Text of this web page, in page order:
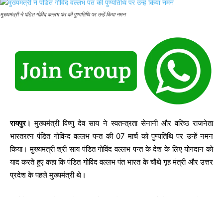
मुख्यमंत्री ने पंडित गोविंद वल्लभ पंत की पुण्यतिथि पर उन्हें किया नमन
रायपुर। मुख्यमंत्री विष्णु देव साय ने स्वतन्त्रता सेनानी और वरिष्ठ राजनेता
भारतरत्न पंडित गोविन्द वल्लभ पन्त की 07 मार्च को पुण्यतिथि पर उन्हें नमन
किया। मुख्यमंत्री श्री साय पंडित गोविंद वल्लभ पन्त के देश के लिए योगदान को
याद करते हुए कहा कि पंडित गोविंद वल्लभ पंत भारत के चौथे गृह मंत्री और उत्तर
प्रदेश के पहले मुख्यमंत्री थे।